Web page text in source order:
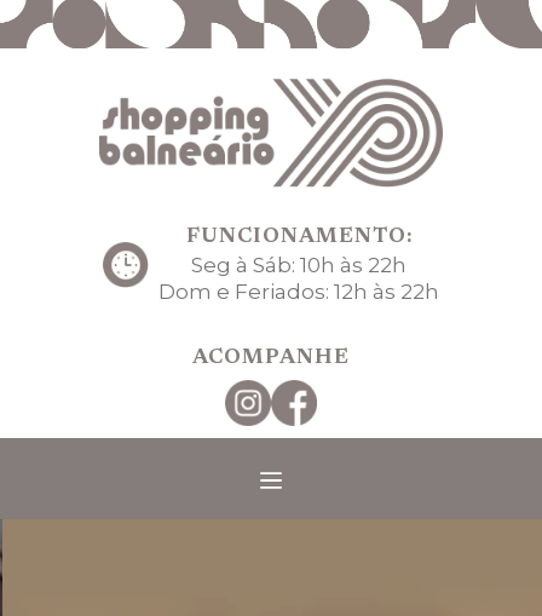
FUNCIONAMENTO:
Seg à Sáb: 10h às 22h
Dom e Feriados: 12h às 22h
ACOMPANHE